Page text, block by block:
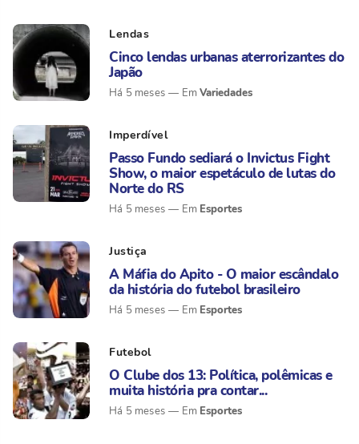
Lendas
Cinco lendas urbanas aterrorizantes do
Japão
Há 5 meses Variedades
Imperdível
Passo Fundo sediará o Invictus Fight
Show, o maior espetáculo de lutas do
Norte do RS
Há 5 meses Esportes
Justiça
A Máfia do Apito - O maior escândalo
da história do futebol brasileiro
Há 5 meses Esportes
Futebol
O Clube dos 13: Política, polêmicas e
muita história pra contar...
Há 5 meses Esportes